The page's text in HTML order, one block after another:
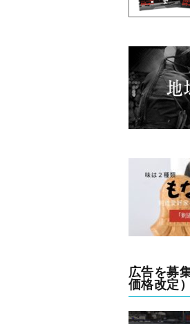
広告を募
価格改定）